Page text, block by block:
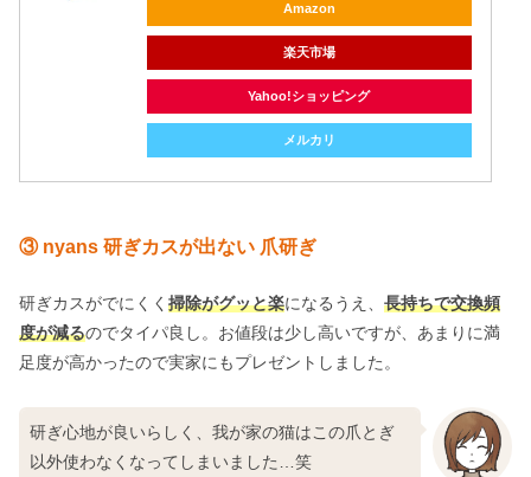
Amazon
楽天市場
Yahoo!ショッピング
メルカリ
③ nyans 研ぎカスが出ない 爪研ぎ
研ぎカスがでにくく 掃除がグッと楽になるうえ、 長持ちで交換頻
度が減るのでタイパ良し。お値段は少し高いですが、あまりに満
足度が高かったので実家にもプレゼントしました。
研ぎ心地が良いらしく、我が家の猫はこの爪とぎ
以外使わなくなってしまいました…笑